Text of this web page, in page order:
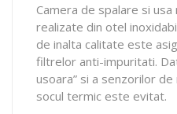
Camera de spalare si
realizate din otel
de inalta calitate este
filtrelor anti-impuritati.
usoara” si a senzorilor
socul termic este evitat.